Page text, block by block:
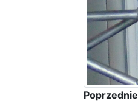
Poprzednie